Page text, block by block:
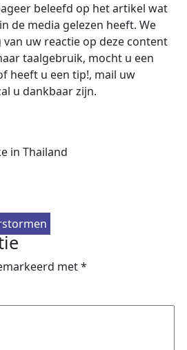
beleefd op het artikel wat
de media gelezen heeft. We
uw reactie op deze content
taalgebruik, mocht u een
heeft u een tip!, mail uw
u dankbaar zijn.
in Thailand
met*